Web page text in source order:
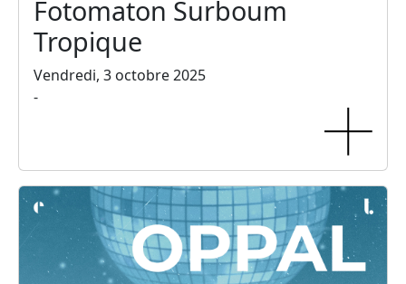
Fotomaton Surboum
Tropique
Vendredi, 3 octobre 2025
-